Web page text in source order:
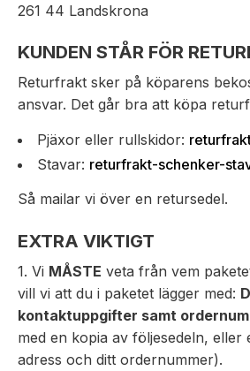
261 44 Landskrona
KUNDEN STÅR FÖR
Returfrakt sker på köparens
ansvar. Det går bra att köpa
Pjäxor eller rullskidor:
Stavar: returfrakt-schenker-
Så mailar vi över en retursedel.
EXTRA VIKTIGT
1. Vi MÅSTE veta från vem
vill vi att du i paketet lägger med:
kontaktuppgifter samt
med en kopia av följesedeln, eller
adress och ditt ordernummer).